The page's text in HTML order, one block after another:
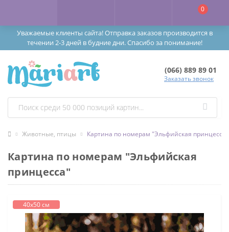
Уважаемые клиенты сайта! Отправка заказов производится в
течении 2-3 дней в будние дни. Спасибо за понимание!
0
(066) 889 89 01
Заказать звонок
Животные, птицы Картина по номерам "Эльфийская принцесса"
Картина по номерам "Эльфийская
принцесса"
40х50 см